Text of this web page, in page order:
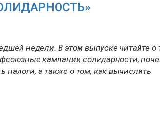
недели. В этом выпуске читайте о
кампании солидарности,
налоги, а также о том, как вычислить